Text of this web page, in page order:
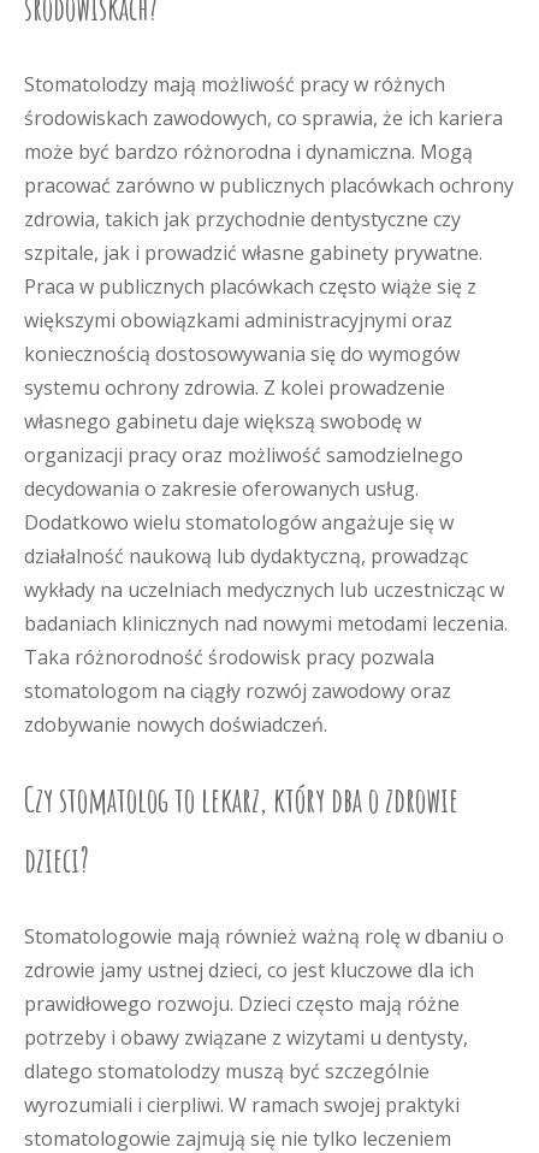
Stomatolodzy mają możliwość pracy w różnych
środowiskach zawodowych, co sprawia, że ich kariera
może być bardzo różnorodna i dynamiczna. Mogą
pracować zarówno w publicznych placówkach ochrony
zdrowia, takich jak przychodnie dentystyczne czy
szpitale, jak i prowadzić własne gabinety prywatne.
Praca w publicznych placówkach często wiąże się z
większymi obowiązkami administracyjnymi oraz
koniecznością dostosowywania się do wymogów
systemu ochrony zdrowia. Z kolei prowadzenie
własnego gabinetu daje większą swobodę w
organizacji pracy oraz możliwość samodzielnego
decydowania o zakresie oferowanych usług.
Dodatkowo wielu stomatologów angażuje się w
działalność naukową lub dydaktyczną, prowadząc
wykłady na uczelniach medycznych lub uczestnicząc w
badaniach klinicznych nad nowymi metodami leczenia.
Taka różnorodność środowisk pracy pozwala
stomatologom na ciągły rozwój zawodowy oraz
zdobywanie nowych doświadczeń.
Czy stomatolog to lekarz, który dba o zdrowie
dzieci?
Stomatologowie mają również ważną rolę w dbaniu o
zdrowie jamy ustnej dzieci, co jest kluczowe dla ich
prawidłowego rozwoju. Dzieci często mają różne
potrzeby i obawy związane z wizytami u dentysty,
dlatego stomatolodzy muszą być szczególnie
wyrozumiali i cierpliwi. W ramach swojej praktyki
stomatologowie zajmują się nie tylko leczeniem